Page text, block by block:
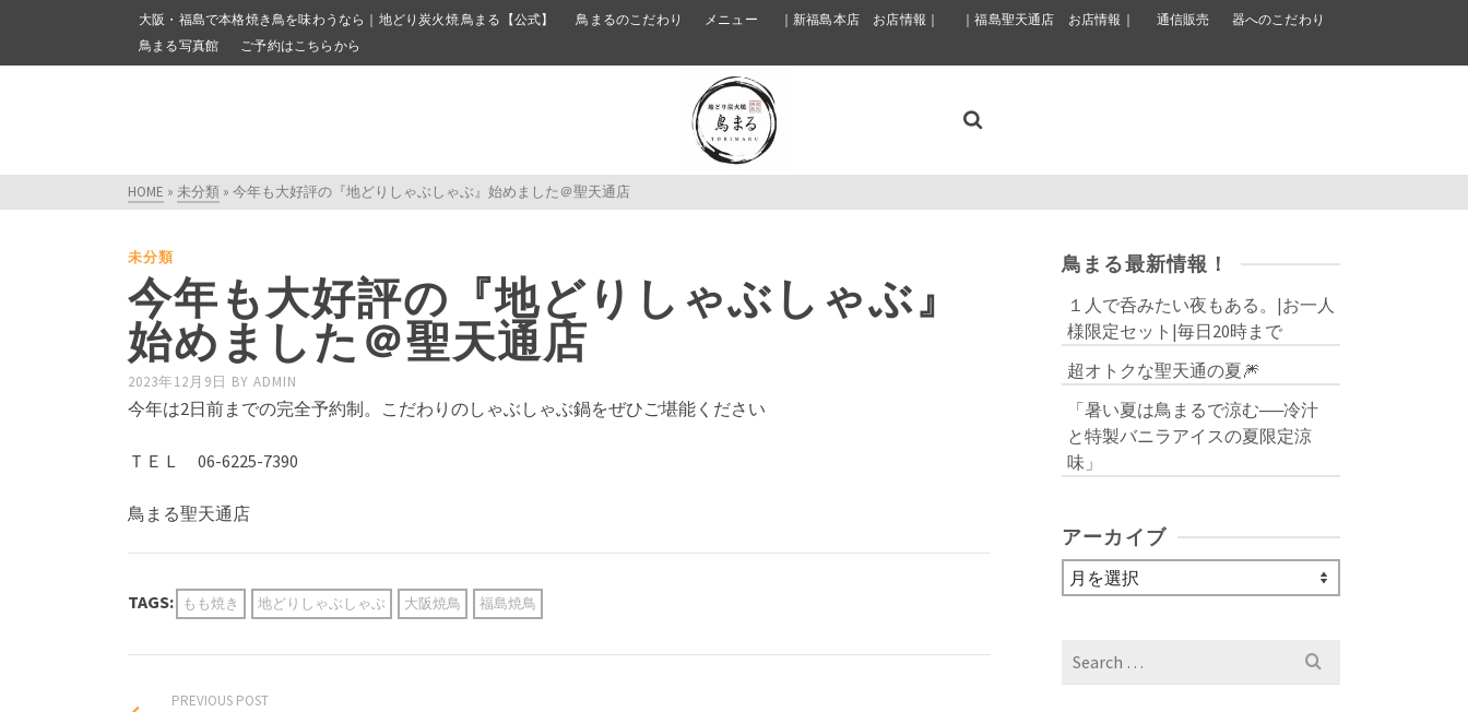
大阪・福島で本格焼き鳥を味わうなら｜地どり炭火焼 鳥まる【公式】 鳥まるのこだわり メニュー ｜新福島本店 お店情報｜ ｜福島聖天通店 お店情報｜ 通信販売
器へのこだわり
鳥まる写真館
ご予約はこちらから
HOME » 未分類 » 今年も大好評の『地どりしゃぶしゃぶ』始めました＠聖天通店
未分類
今年も大好評の『地どりしゃぶしゃぶ』
始めました＠聖天通店
2023年12月9日 BY ADMIN
今年は2日前までの完全予約制。こだわりのしゃぶしゃぶ鍋をぜひご堪能ください
ＴＥＬ 06-6225-7390
鳥まる聖天通店
TAGS: もも焼き 地どりしゃぶしゃぶ 大阪焼鳥 福島焼鳥
PREVIOUS POST
鳥まる最新情報！
１人で呑みたい夜もある。|お一人
様限定セット|毎日20時まで
超オトクな聖天通の夏🎆
「暑い夏は鳥まるで涼む──冷汁
と特製バニラアイスの夏限定涼
味」
アーカイブ
ア
ー
Search